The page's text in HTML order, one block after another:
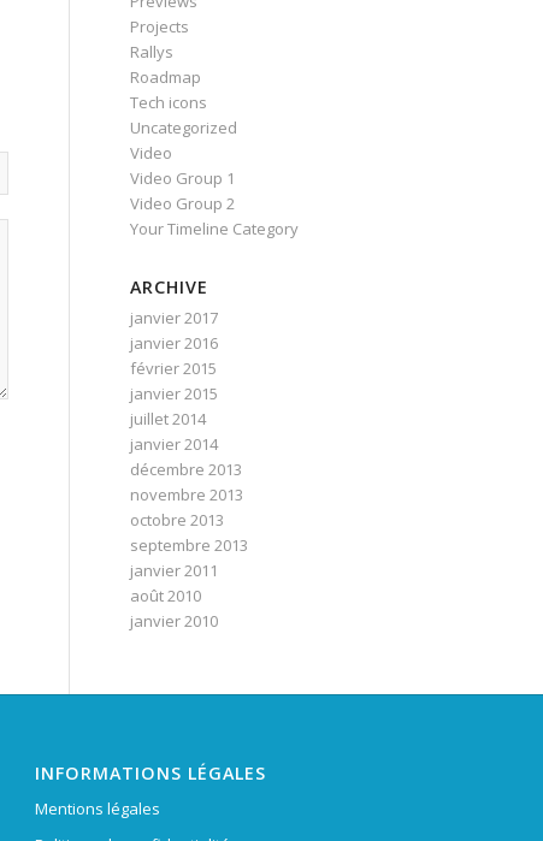
Projects
Rallys
Roadmap
Tech icons
Uncategorized
Video
Video Group 1
Video Group 2
Your Timeline Category
ARCHIVE
janvier 2017
janvier 2016
février 2015
janvier 2015
juillet 2014
janvier 2014
décembre 2013
novembre 2013
octobre 2013
septembre 2013
janvier 2011
août 2010
janvier 2010
INFORMATIONS LÉGALES
Mentions légales